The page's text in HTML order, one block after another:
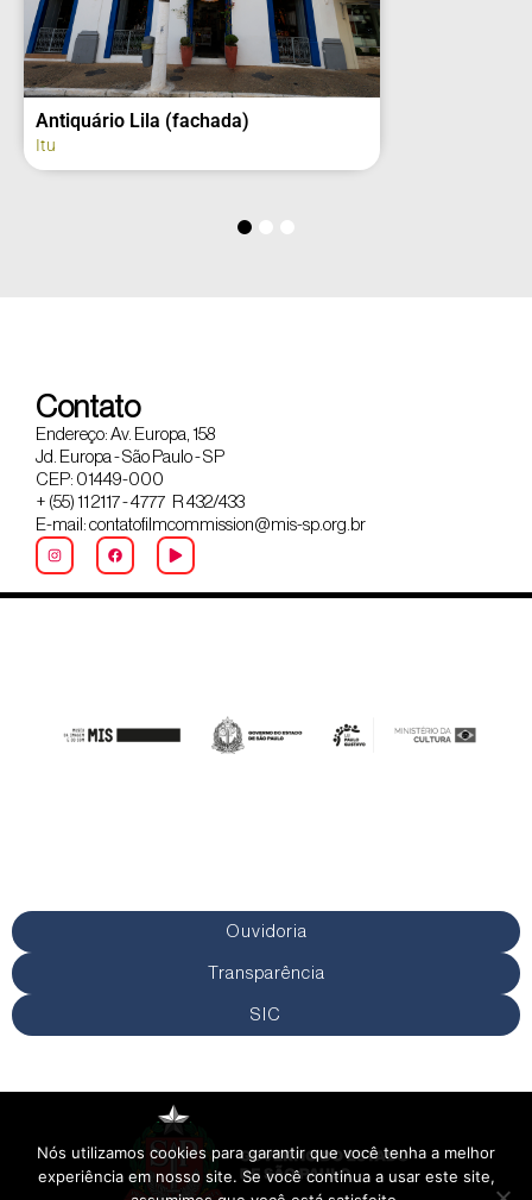
Antiquário Lila (fachada)
Itu
Contato
Endereço: Av. Europa, 158
Jd. Europa - São Paulo - SP
CEP: 01449-000
+ (55) 11 2117 - 4777 R 432/433
E-mail: contatofilmcommission@mis-sp.org.br
Ouvidoria
Transparência
SIC
Nós utilizamos cookies para garantir que você tenha a melhor
experiência em nosso site. Se você continua a usar este site,